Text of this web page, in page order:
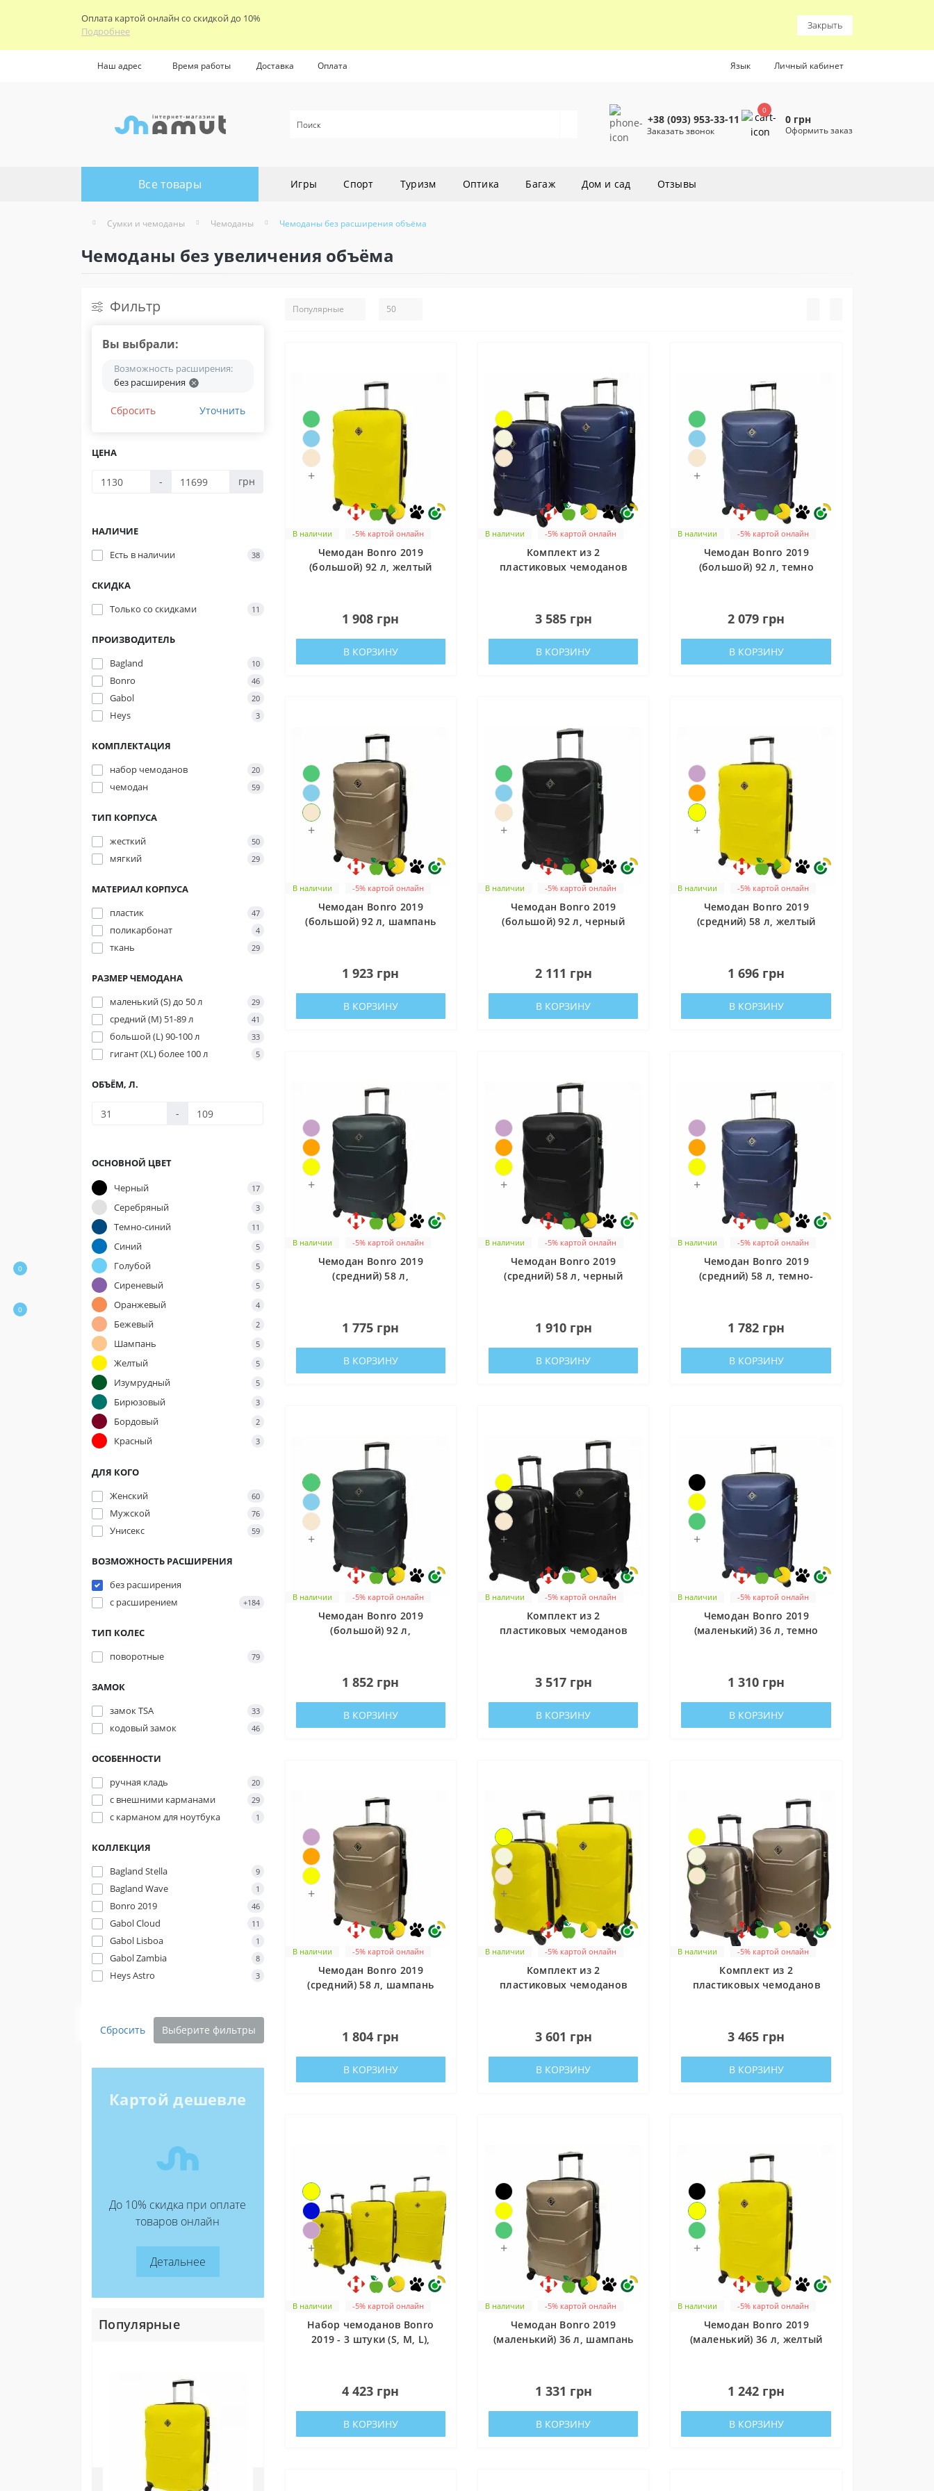
0
0
Оплата картой онлайн со скидкой до 10%
Подробнее
Закрыть
Наш адрес Время работы Доставка Оплата Язык Личный кабинет
+38 (093) 953-33-11
Заказать звонок
0
0 грн
Оформить заказ
Все товары Игры Спорт Туризм Оптика Багаж Дом и сад Отзывы
Сумки и чемоданы Чемоданы Чемоданы без расширения объёма
Чемоданы без увеличения объёма
Фильтр
Вы выбрали:
Возможность расширения:
без расширения
Сбросить Уточнить
ЦЕНА
- грн
НАЛИЧИЕ
Есть в наличии
38
СКИДКА
Только со cкидками
11
ПРОИЗВОДИТЕЛЬ
Bagland
10
Bonro 46
Gabol 20
Heys 3
КОМПЛЕКТАЦИЯ
набор чемоданов
20
чемодан 59
ТИП КОРПУСА
жесткий
50
мягкий 29
МАТЕРИАЛ КОРПУСА
пластик
47
поликарбонат 4
ткань 29
РАЗМЕР ЧЕМОДАНА
маленький (S) до 50 л
29
средний (M) 51-89 л 41
большой (L) 90-100 л 33
гигант (XL) более 100 л 5
ОБЪЁМ, Л.
-
ОСНОВНОЙ ЦВЕТ
Черный
17
Серебряный 3
Темно-синий 11
Синий 5
Голубой 5
Сиреневый 5
Оранжевый 4
Бежевый 2
Шампань 5
Желтый 5
Изумрудный 5
Бирюзовый 3
Бордовый 2
Красный 3
ДЛЯ КОГО
Женский
60
Мужской 76
Унисекс 59
ВОЗМОЖНОСТЬ РАСШИРЕНИЯ
без расширения
с расширением
+184
ТИП КОЛЕС
поворотные
79
ЗАМОК
замок TSA
33
кодовый замок 46
ОСОБЕННОСТИ
ручная кладь
20
с внешними карманами 29
с карманом для ноутбука 1
КОЛЛЕКЦИЯ
Bagland Stella
9
Bagland Wave 1
Bonro 2019 46
Gabol Cloud 11
Gabol Lisboa 1
Gabol Zambia 8
Heys Astro 3
Сбросить Выберите фильтры
Картой дешевле
До 10% скидка при оплате
товаров онлайн
Детальнее
Популярные
В наличии
+
-5% картой онлайн
Чемодан Bonro 2019
(большой) 92 л, желтый
1 908 грн
В КОРЗИНУ
В наличии
+
-5% картой онлайн
Комплект из 2
пластиковых чемоданов
3 585 грн
В КОРЗИНУ
В наличии
+
-5% картой онлайн
Чемодан Bonro 2019
(большой) 92 л, темно
2 079 грн
В КОРЗИНУ
В наличии
+
-5% картой онлайн
Чемодан Bonro 2019
(большой) 92 л, шампань
1 923 грн
В КОРЗИНУ
В наличии
+
-5% картой онлайн
Чемодан Bonro 2019
(большой) 92 л, черный
2 111 грн
В КОРЗИНУ
В наличии
+
-5% картой онлайн
Чемодан Bonro 2019
(средний) 58 л, желтый
1 696 грн
В КОРЗИНУ
В наличии
+
-5% картой онлайн
Чемодан Bonro 2019
(средний) 58 л,
1 775 грн
В КОРЗИНУ
В наличии
+
-5% картой онлайн
Чемодан Bonro 2019
(средний) 58 л, черный
1 910 грн
В КОРЗИНУ
В наличии
+
-5% картой онлайн
Чемодан Bonro 2019
(средний) 58 л, темно-
1 782 грн
В КОРЗИНУ
В наличии
+
-5% картой онлайн
Чемодан Bonro 2019
(большой) 92 л,
1 852 грн
В КОРЗИНУ
В наличии
+
-5% картой онлайн
Комплект из 2
пластиковых чемоданов
3 517 грн
В КОРЗИНУ
В наличии
+
-5% картой онлайн
Чемодан Bonro 2019
(маленький) 36 л, темно
1 310 грн
В КОРЗИНУ
В наличии
+
-5% картой онлайн
Чемодан Bonro 2019
(средний) 58 л, шампань
1 804 грн
В КОРЗИНУ
В наличии
+
-5% картой онлайн
Комплект из 2
пластиковых чемоданов
3 601 грн
В КОРЗИНУ
В наличии
+
-5% картой онлайн
Комплект из 2
пластиковых чемоданов
3 465 грн
В КОРЗИНУ
В наличии
+
-5% картой онлайн
Набор чемоданов Bonro
2019 - 3 штуки (S, M, L),
4 423 грн
В КОРЗИНУ
В наличии
+
-5% картой онлайн
Чемодан Bonro 2019
(маленький) 36 л, шампань
1 331 грн
В КОРЗИНУ
В наличии
+
-5% картой онлайн
Чемодан Bonro 2019
(маленький) 36 л, желтый
1 242 грн
В КОРЗИНУ
Національний банк України
Підтримати Збройні Сили України
«Повернись живим» — фонд компетентної допомоги армії
Фонд закуповує обладнання, яке допомагає рятувати життя військових, зокрема,
тепловізійну оптику, квадрокоптери, автомобілі, системи захисту та розвідки.
Благодійний фонд Сергія Притули
Транспорт / Оптика / Зв’язок / Дрони / БПЛА / Засоби тактичної медицини
Міністерство цифрової трансформації України
Донати у криптовалюті